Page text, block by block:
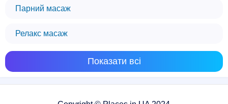
Парний масаж
Релакс масаж
Показати всі